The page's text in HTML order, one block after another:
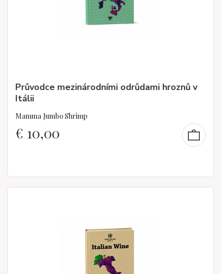
Průvodce mezinárodními odrůdami hroznů v
Itálii
Mamma Jumbo Shrimp
€ 10,00